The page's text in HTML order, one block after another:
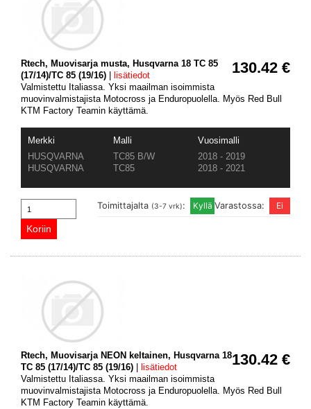
130.42 €
Rtech, Muovisarja musta, Husqvarna 18 TC 85
(17/14)/TC 85 (19/16)
lisätiedot
Valmistettu Italiassa. Yksi maailman isoimmista
muovinvalmistajista Motocross ja Enduropuolella. Myös Red Bull
KTM Factory Teamin käyttämä.
Merkki Malli
Vuosimalli
HUSQVARNA
TC85 B/W
2018 - 2019
HUSQVARNA
TC85 2018 - 2021
Varastossa:
Toimittajalta (3-7 vrk):
130.42 €
Rtech, Muovisarja NEON keltainen, Husqvarna 18
TC 85 (17/14)/TC 85 (19/16)
lisätiedot
Valmistettu Italiassa. Yksi maailman isoimmista
muovinvalmistajista Motocross ja Enduropuolella. Myös Red Bull
KTM Factory Teamin käyttämä.